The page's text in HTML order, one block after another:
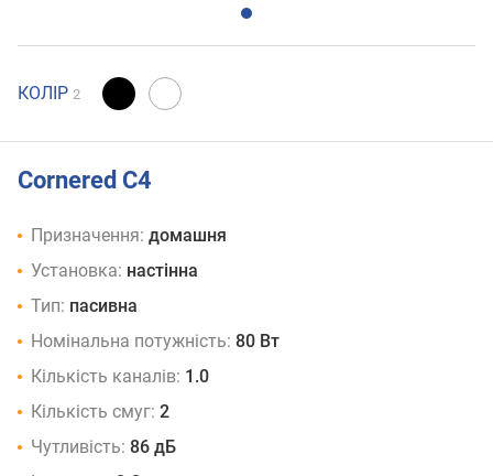
КОЛІР 2
Cornered C4
Призначення: домашня
Установка: настінна
Тип: пасивна
Номінальна потужність: 80 Вт
Кількість каналів: 1.0
Кількість смуг: 2
Чутливість: 86 дБ